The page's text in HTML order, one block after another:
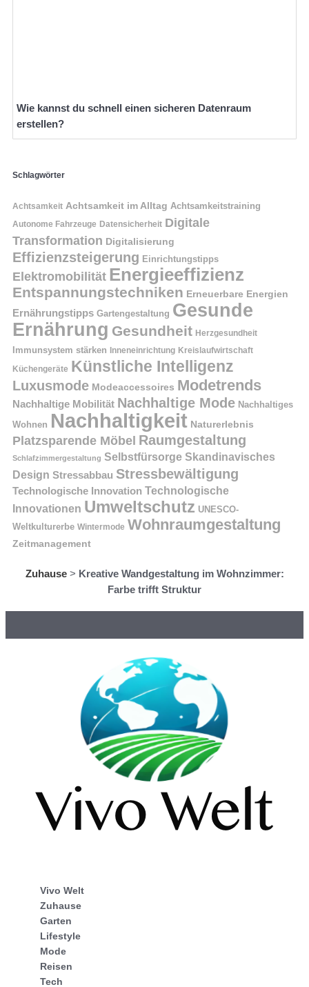
Wie kannst du schnell einen sicheren Datenraum
erstellen?
Schlagwörter
Achtsamkeit Achtsamkeit im Alltag Achtsamkeitstraining
Autonome Fahrzeuge Datensicherheit Digitale
Transformation Digitalisierung
Effizienzsteigerung Einrichtungstipps
Elektromobilität Energieeffizienz
Entspannungstechniken Erneuerbare Energien
Ernährungstipps Gartengestaltung Gesunde
Ernährung Gesundheit Herzgesundheit
Immunsystem stärken Inneneinrichtung Kreislaufwirtschaft
Küchengeräte Künstliche Intelligenz
Luxusmode Modeaccessoires Modetrends
Nachhaltige Mobilität Nachhaltige Mode Nachhaltiges
Wohnen Nachhaltigkeit Naturerlebnis
Platzsparende Möbel Raumgestaltung
Schlafzimmergestaltung Selbstfürsorge Skandinavisches
Design Stressabbau Stressbewältigung
Technologische Innovation Technologische
Innovationen Umweltschutz UNESCO-
Weltkulturerbe Wintermode Wohnraumgestaltung
Zeitmanagement
Zuhause> Kreative Wandgestaltung im Wohnzimmer:
Farbe trifft Struktur
Vivo Welt
Zuhause
Garten
Lifestyle
Mode
Reisen
Tech